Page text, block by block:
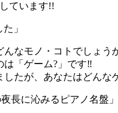
ています!!
」
なモノ・コトでしょう
「ゲーム?」です‼
たが、あなたはどんな
長に沁みるピアノ名盤」